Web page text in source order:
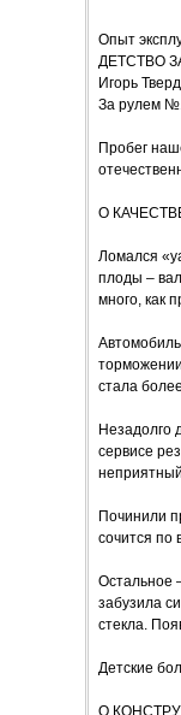
Опыт
ДЕТСТВО
Игорь
За рулем
Пробег
О
Ломался
плоды –
много, как
стала
Незадолго
сервисе
Починили
сочится по
Остальное
забузила
стекла.
Детские
О